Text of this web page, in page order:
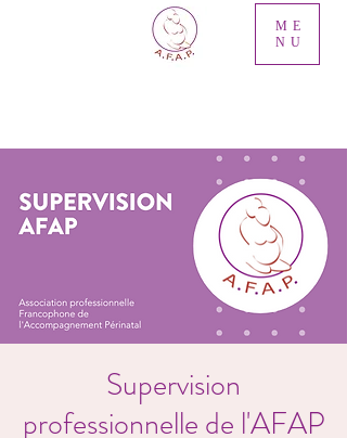
ME
NU
Supervision
professionnelle de l'AFAP